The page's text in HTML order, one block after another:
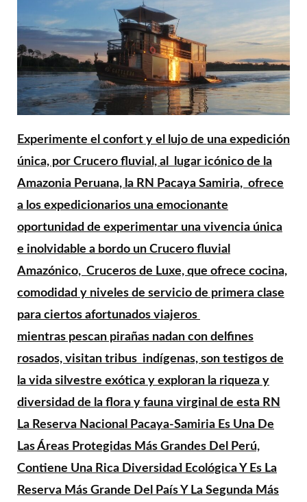
Experimente el confort y el lujo de una expedición
única, por Crucero fluvial, al lugar icónico de la
Amazonia Peruana, la RN Pacaya Samiria, ofrece
a los expedicionarios una emocionante
oportunidad de experimentar una vivencia única
e inolvidable a bordo un Crucero fluvial
Amazónico, Cruceros de Luxe, que ofrece cocina,
comodidad y niveles de servicio de primera clase
para ciertos afortunados viajeros
mientras pescan pirañas nadan con delfines
rosados, visitan tribus indígenas, son testigos de
la vida silvestre exótica y exploran la riqueza y
diversidad de la flora y fauna virginal de esta RN
La Reserva Nacional Pacaya-Samiria Es Una De
Las Áreas Protegidas Más Grandes Del Perú,
Contiene Una Rica Diversidad Ecológica Y Es La
Reserva Más Grande Del País Y La Segunda Más